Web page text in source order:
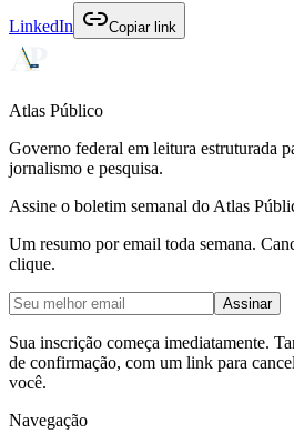
LinkedIn Copiar link
Atlas Público
Governo federal em leitura estruturada
jornalismo e pesquisa.
Assine o boletim semanal do Atlas
Um resumo por email toda semana.
clique.
Assinar
Sua inscrição começa imediatamente.
de confirmação, com um link para
você.
Navegação